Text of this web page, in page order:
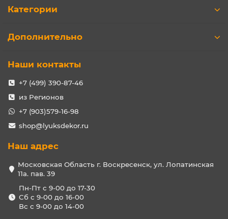
Категории
Дополнительно
Наши контакты
+7 (499) 390-87-46
из Регионов
+7 (903)579-16-98
shop@lyuksdekor.ru
Наш адрес
Московская Область г. Воскресенск, ул. Лопатинская
11а. пав. 39
Пн-Пт с 9-00 до 17-30
Сб с 9-00 до 16-00
Вс с 9-00 до 14-00